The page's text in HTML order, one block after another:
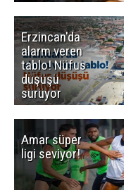
Erzincan'da
alarm veren
tablo! Nüfus
düşüşü
sürüyor
Amar süper
ligi seviyor!